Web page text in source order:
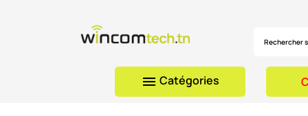
 Catégories